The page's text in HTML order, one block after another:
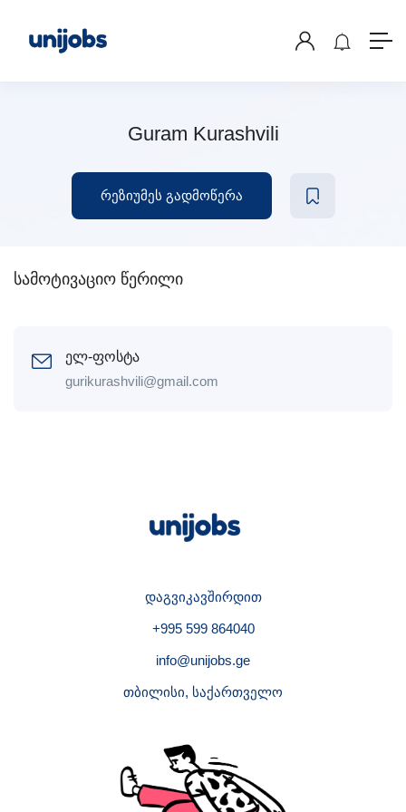
Guram Kurashvili
რეზიუმეს გადმოწერა
სამოტივაციო წერილი
ელ-ფოსტა
gurikurashvili@gmail.com
დაგვიკავშირდით
+995 599 864040
info@unijobs.ge
თბილისი, საქართველო